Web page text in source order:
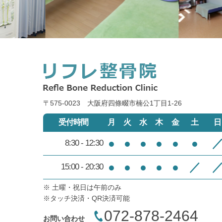
〒575-0023 大阪府四條畷市楠公1丁目1‐26
受付時間 月 火 水 木 金 土 日
8:30 - 12:30 ● ● ● ● ● ●
15:00 - 20:30 ● ● ● ● ● ／
※ 土曜・祝日は午前のみ
※タッチ決済・QR決済可能
お問い合わせ 072-878-2464